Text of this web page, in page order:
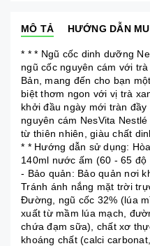
MÔ TẢ HƯỚNG DẪN
* * * Ngũ cốc dinh dưỡng
ngũ cốc nguyên cám với
Bản, mang đến cho bạn
biệt thơm ngon với vị trà
khởi đầu ngày mới tràn
nguyên cám NesVita
từ thiên nhiên, giàu chất
* * Hướng dẫn sử dụng:
140ml nước ấm (60 - 65
- Bảo quản: Bảo quản nơi
Tránh ánh nắng mặt trời
Đường, ngũ cốc 32% (lúa
xuất từ mầm lúa mạch,
chứa đạm sữa), chất xơ
khoáng chất (calci